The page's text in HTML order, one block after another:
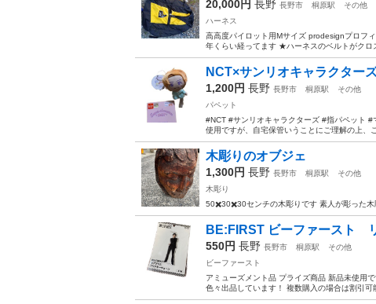
20,000円 長野 長野市 桐原駅
その他
ハーネス
高高度パイロット用Mサイズ prodesignプロフ
年くらい経ってます ★ハーネスのベルトがクロ
NCT×サンリオキャラクター
1,200円 長野 長野市 桐原駅
その他
パペット
#NCT #サンリオキャラクターズ #指パペット
使用ですが、自宅保管いうことにご理解の上、
木彫りのオブジェ
1,300円 長野 長野市 桐原駅
その他
木彫り
50✖️30✖️30センチの木彫りです 素人が彫った
BE:FIRST ビーファースト
550円 長野 長野市 桐原駅
その他
ビーファースト
アミューズメント品 プライズ商品 新品未使用
色々出品しています！ 複数購入の場合は割引